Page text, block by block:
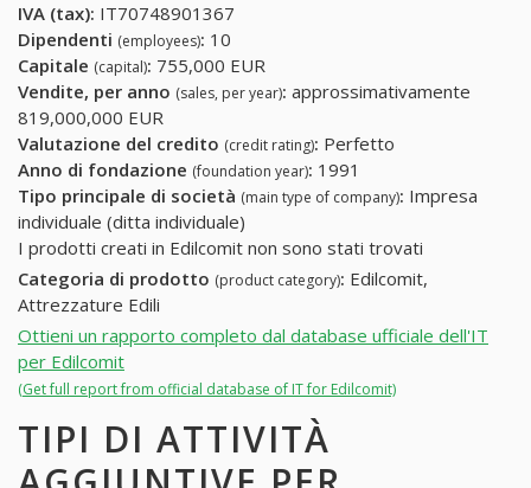
IVA (tax): IT70748901367
Dipendenti (employees): 10
Capitale (capital): 755,000 EUR
Vendite, per anno (sales, per year): approssimativamente
819,000,000 EUR
Valutazione del credito (credit rating): Perfetto
Anno di fondazione (foundation year): 1991
Tipo principale di società (main type of company): Impresa
individuale (ditta individuale)
I prodotti creati in Edilcomit non sono stati trovati
Categoria di prodotto (product category): Edilcomit,
Attrezzature Edili
Ottieni un rapporto completo dal database ufficiale dell'IT
per Edilcomit
(Get full report from official database of IT for Edilcomit)
TIPI DI ATTIVITÀ